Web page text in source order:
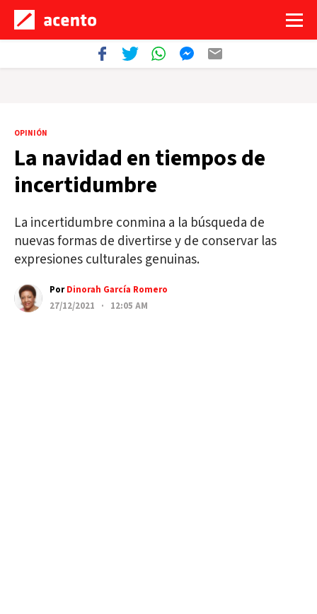
OPINIÓN
La navidad en tiempos de
incertidumbre
La incertidumbre conmina a la búsqueda de
nuevas formas de divertirse y de conservar las
expresiones culturales genuinas.
PorDinorah García Romero
27/12/2021 · 12:05 AM